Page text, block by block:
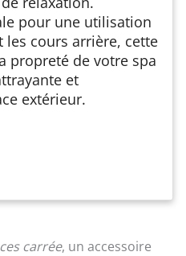
pour une utilisation
les cours arrière, cette
propreté de votre spa
et
extérieur.
carrée, un accessoire